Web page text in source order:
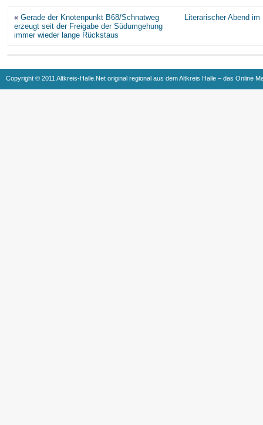
« Gerade der Knotenpunkt B68/Schnatweg
erzeugt seit der Freigabe der Südumgehung
immer wieder lange Rückstaus
Literarischer Abend
Copyright © 2011 Altkreis-Halle.Net original regional aus dem Altkreis Halle – das Online